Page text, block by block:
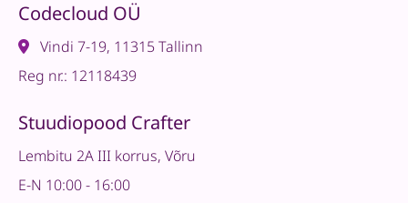
Codecloud OÜ
Vindi 7-19, 11315 Tallinn
Reg nr.: 12118439
Stuudiopood Crafter
Lembitu 2A III korrus, Võru
E-N 10:00 - 16:00